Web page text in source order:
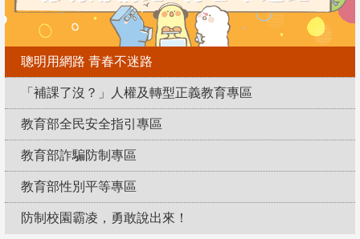
聰明用網路 青春不迷路
「補課了沒？」人權及轉型正義教育專區
教育部全民安全指引專區
教育部詐騙防制專區
教育部性別平等專區
防制校園霸凌，勇敢說出來！